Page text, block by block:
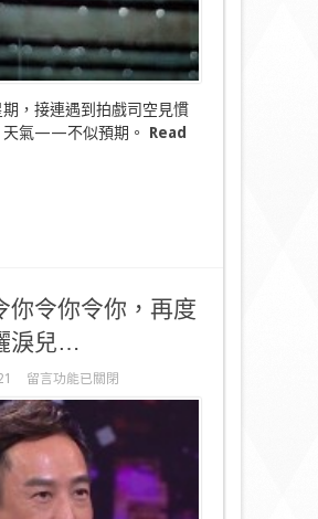
個？〉
，接連遇到拍戲司空見慣
天氣——不似預期。 Read
你令你令你，再度
淚兒…
在
〈為
何
令
你
令
留言功能已關閉